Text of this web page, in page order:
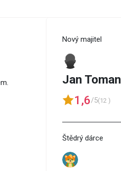
Nový majitel
Jan Toman
1,6/5(12 )
Štědrý dárce